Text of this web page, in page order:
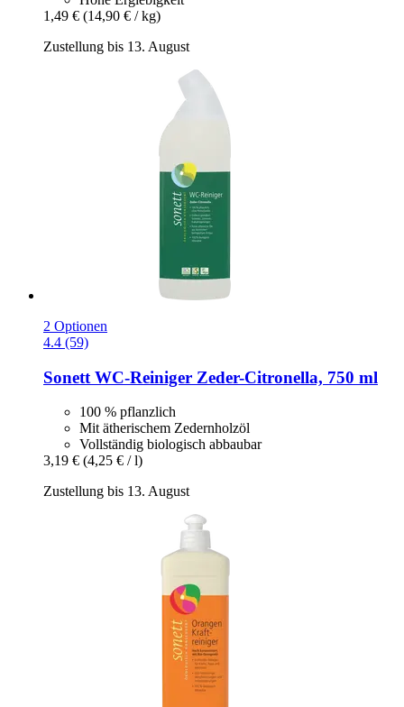
1,49 € (14,90 € / kg)
Zustellung bis 13. August
2 Optionen
4.4 (59)
Sonett WC-​Reiniger Zeder-​Citronella, 750 ml
100 % pflanzlich
Mit ätherischem Zedernholzöl
Vollständig biologisch abbaubar
3,19 € (4,25 € / l)
Zustellung bis 13. August